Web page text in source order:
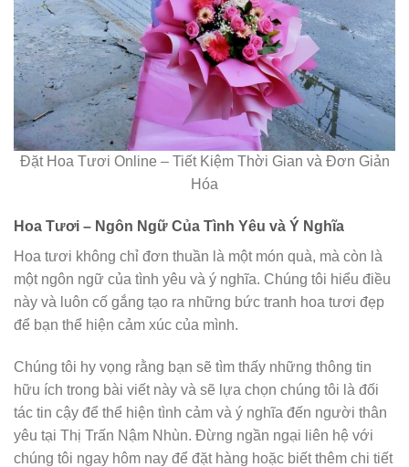
Đặt Hoa Tươi Online – Tiết Kiệm Thời Gian và Đơn Giản
Hóa
Hoa Tươi – Ngôn Ngữ Của Tình Yêu và Ý Nghĩa
Hoa tươi không chỉ đơn thuần là một món quà, mà còn là
một ngôn ngữ của tình yêu và ý nghĩa. Chúng tôi hiểu điều
này và luôn cố gắng tạo ra những bức tranh hoa tươi đẹp
để bạn thể hiện cảm xúc của mình.
Chúng tôi hy vọng rằng bạn sẽ tìm thấy những thông tin
hữu ích trong bài viết này và sẽ lựa chọn chúng tôi là đối
tác tin cậy để thể hiện tình cảm và ý nghĩa đến người thân
yêu tại Thị Trấn Nậm Nhùn. Đừng ngần ngại liên hệ với
chúng tôi ngay hôm nay để đặt hàng hoặc biết thêm chi tiết